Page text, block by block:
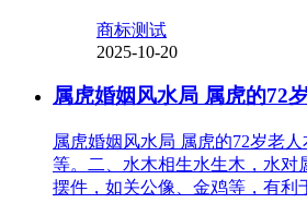
商标测试
2025-10-20
属虎婚姻风水局 属虎的72
属虎婚姻风水局 属虎的72岁老
等。二、水木相生水生木，水对
摆件，如关公像、金鸡等，有利